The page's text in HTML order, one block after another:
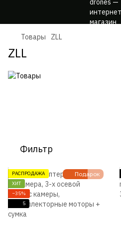
Товары ZLL
ZLL
Фильтр
Подарок
РАСПРОДАЖА
ХИТ
−35%
5